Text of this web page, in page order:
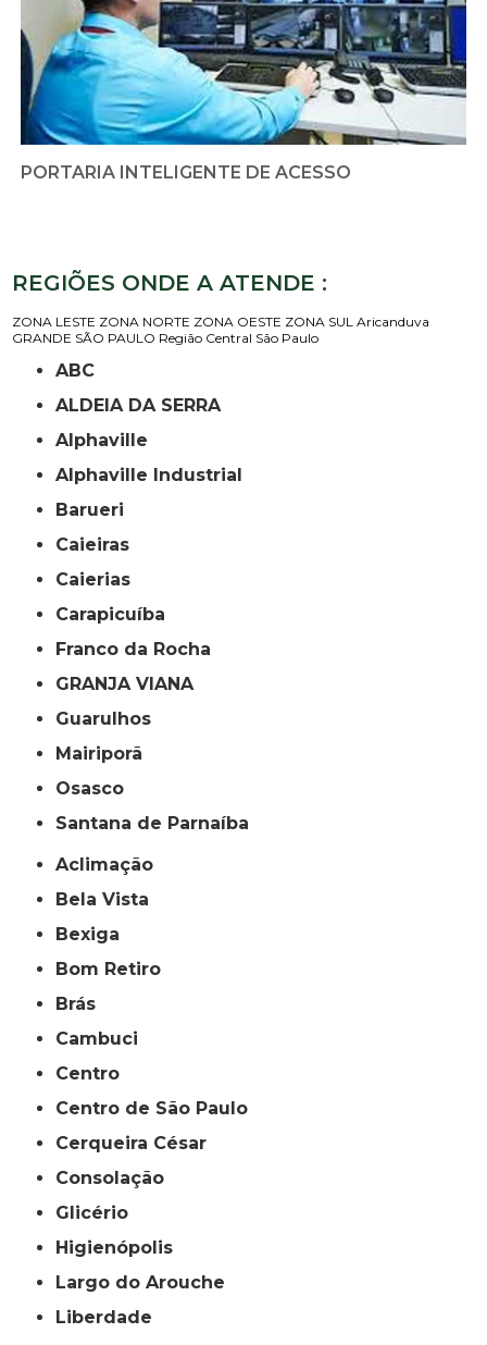
PORTARIA INTELIGENTE DE ACESSO
REGIÕES ONDE A ATENDE :
ZONA LESTE ZONA NORTE ZONA OESTE ZONA SUL Aricanduva
GRANDE SÃO PAULO Região Central São Paulo
ABC
ALDEIA DA SERRA
Alphaville
Alphaville Industrial
Barueri
Caieiras
Caierias
Carapicuíba
Franco da Rocha
GRANJA VIANA
Guarulhos
Mairiporã
Osasco
Santana de Parnaíba
Aclimação
Bela Vista
Bexiga
Bom Retiro
Brás
Cambuci
Centro
Centro de São Paulo
Cerqueira César
Consolação
Glicério
Higienópolis
Largo do Arouche
Liberdade